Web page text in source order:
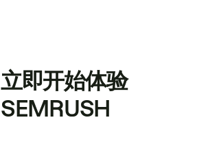
立即开始体验
SEMRUSH